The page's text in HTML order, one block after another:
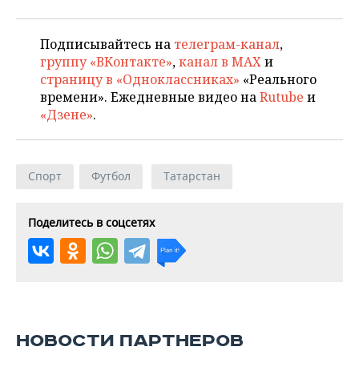
Подписывайтесь на телеграм-канал,
группу «ВКонтакте»,канал в MAXи
страницу в «Одноклассниках» «Реального
времени». Ежедневные видео наRutube и
«Дзене».
Спорт Футбол Татарстан
Поделитесь в соцсетях
НОВОСТИ ПАРТНЕРОВ